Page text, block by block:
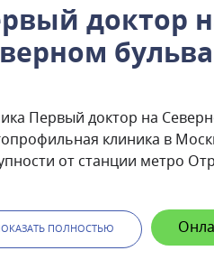
доктор
Первый доктор на
клиника в
от станции метро
а также по полису ДМС.
широкий спектр
гинекология,
ПОЛНОСТЬЮ